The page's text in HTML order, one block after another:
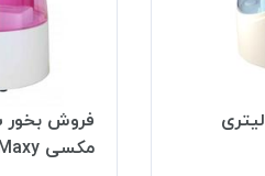
فروش بخور سرد 5 لیتری
مکسی Maxy